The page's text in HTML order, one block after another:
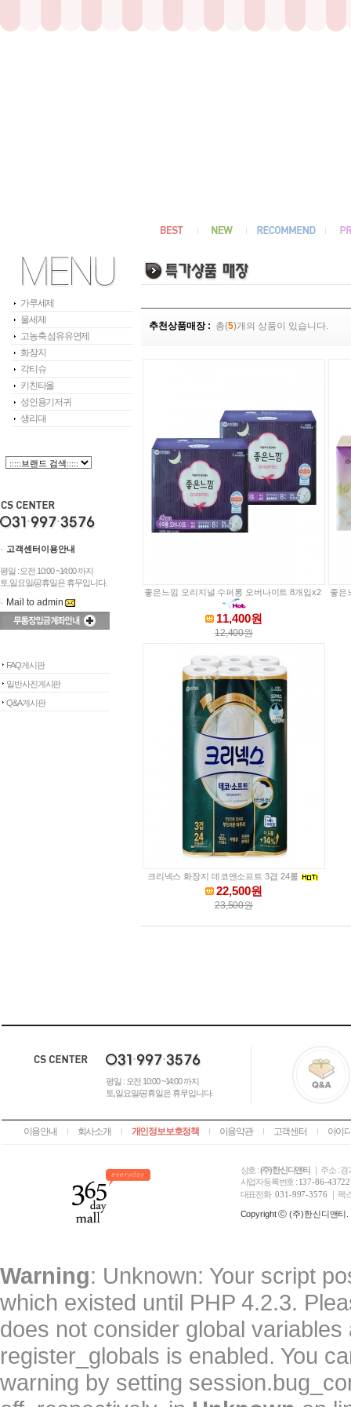
가루세제
울세제
고농축 섬유유연제
화장지
각티슈
키친타올
성인용기저귀
생리대
고객센터이용안내
평일 : 오전 10:00 ~14:00 까지
토,일요일/공휴일은 휴무입니다.
Mail to admin
FAQ게시판
일반사진게시판
Q&A게시판
추천상품매장 : 총(5)개의 상품이 있습니다.
좋은느낌 오리지널 수퍼롱 오버나이트 8개입x2
11,400원
12,400원
좋은
크리넥스 화장지 데코앤소프트 3겹 24롤
22,500원
23,500원
평일 : 오전 10:00 ~14:00 까지
토,일요일/공휴일은 휴무입니다.
이용안내 회사소개 개인정보보호정책 이용약관 고객센터 아이
상호 :(주)한신디앤티
｜ 주소 :
사업자등록번호 : 137-86-43722
대표전화 :031-997-3576 ｜ 팩
Copyright ⓒ (주)한신디앤티.
Warning: Unknown: Your script
which existed until PHP 4.2.3.
does not consider global
register_globals is enabled. You
warning by setting